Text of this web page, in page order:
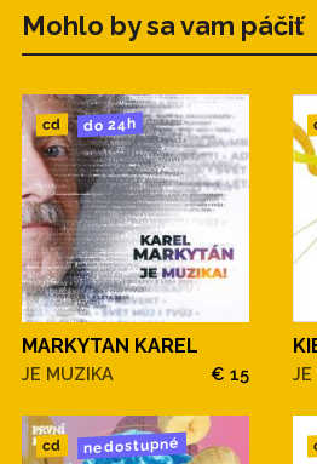
Mohlo by sa vam páčiť
cd do 24h
MARKYTAN KAREL
JE MUZIKA € 15 JE
cd nedostupné